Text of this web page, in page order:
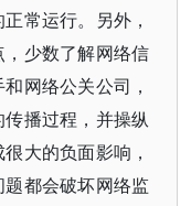
常运行。另外，
少数了解网络信
网络公关公司，
播过程，并操纵
大的负面影响，
都会破坏网络监